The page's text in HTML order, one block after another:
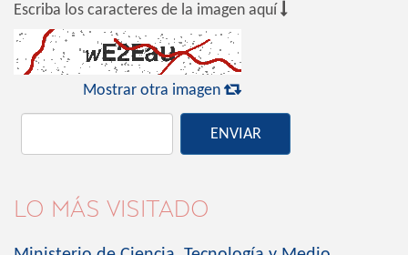
Escriba los caracteres de la imagen aquí 
Mostrar otra imagen 
ENVIAR
LO MÁS VISITADO